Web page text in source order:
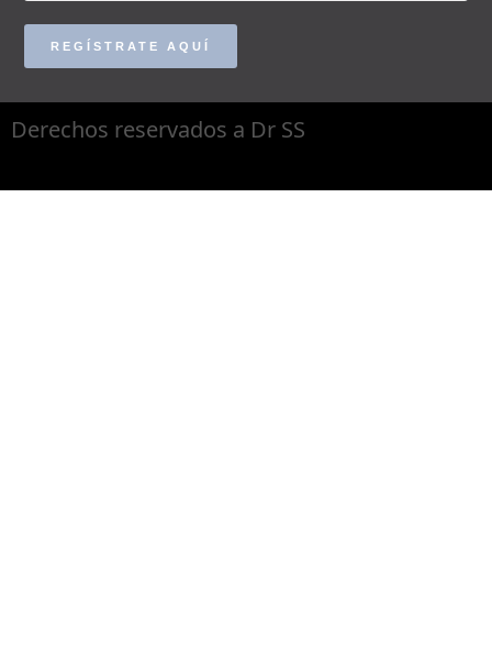
REGÍSTRATE AQUÍ
Derechos reservados a Dr SS